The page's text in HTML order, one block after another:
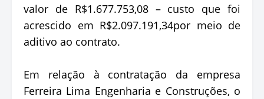
valor de R$1.677.753,08 – custo que foi
acrescido em R$2.097.191,34por meio de
aditivo ao contrato.
Em relação à contratação da empresa
Ferreira Lima Engenharia e Construções, o